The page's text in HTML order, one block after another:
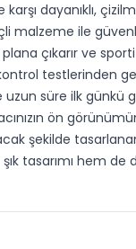
karşı dayanıklı,
malzeme ile
plana çıkarır ve
testlerinden
uzun süre ilk günkü
ön
şekilde
tasarımı hem